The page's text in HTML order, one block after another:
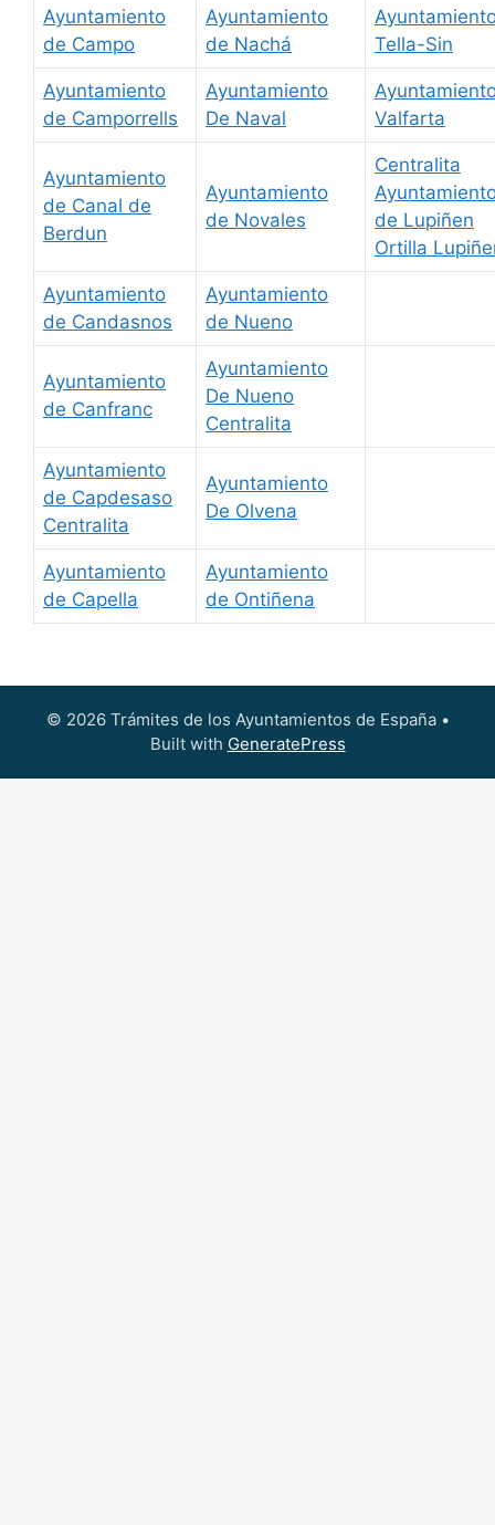
Ayuntamiento
de Campo
Ayuntamiento
de Nachá
Tella-Sin
Ayuntamiento
de Camporrells
Ayuntamiento
De Naval
Valfarta
Ayuntamiento
de Canal de
Berdun
Ayuntamiento
de Novales
Centralita
de Lupiñen
Ortilla
Ayuntamiento
de Candasnos
Ayuntamiento
de Nueno
Ayuntamiento
de Canfranc
Ayuntamiento
De Nueno
Centralita
Ayuntamiento
de Capdesaso
Centralita
Ayuntamiento
De Olvena
Ayuntamiento
de Capella
Ayuntamiento
de Ontiñena
© 2026 Trámites de los Ayuntamientos de España•
Built with GeneratePress